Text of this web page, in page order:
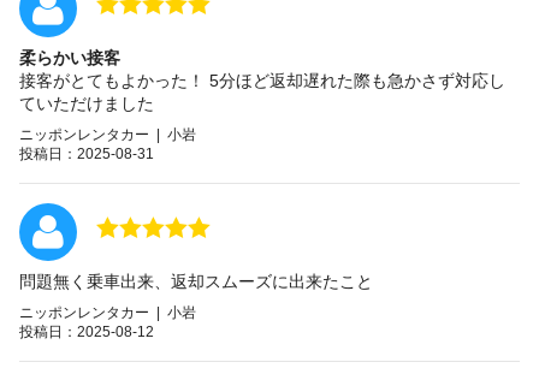
柔らかい接客
接客がとてもよかった！ 5分ほど返却遅れた際も急かさず対応し
ていただけました
ニッポンレンタカー | 小岩
投稿日：2025-08-31
問題無く乗車出来、返却スムーズに出来たこと
ニッポンレンタカー | 小岩
投稿日：2025-08-12